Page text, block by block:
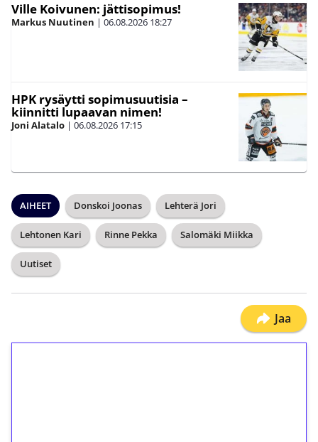
Ville Koivunen: jättisopimus!
Markus Nuutinen | 06.08.2026 18:27
HPK rysäytti sopimusuutisia –
kiinnitti lupaavan nimen!
Joni Alatalo | 06.08.2026 17:15
AIHEET Donskoi Joonas Lehterä Jori
Lehtonen Kari Rinne Pekka Salomäki Miikka
Uutiset
Jaa